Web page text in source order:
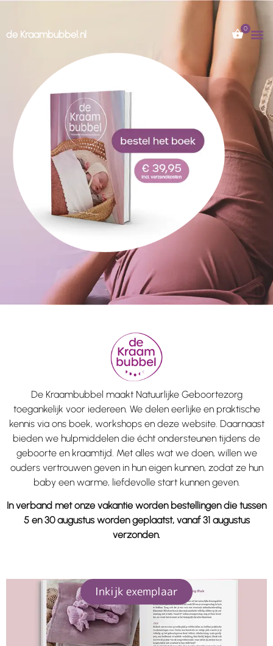
de Kraambubbel.nl
De Kraambubbel maakt Natuurlijke Geboortezorg
toegankelijk voor iedereen. We delen eerlijke en praktische
kennis via ons boek, workshops en deze website. Daarnaast
bieden we hulpmiddelen die écht ondersteunen tijdens de
geboorte en kraamtijd. Met alles wat we doen, willen we
ouders vertrouwen geven in hun eigen kunnen, zodat ze hun
baby een warme, liefdevolle start kunnen geven.
In verband met onze vakantie worden bestellingen die tussen
5 en 30 augustus worden geplaatst, vanaf 31 augustus
verzonden.
Inkijk exemplaar